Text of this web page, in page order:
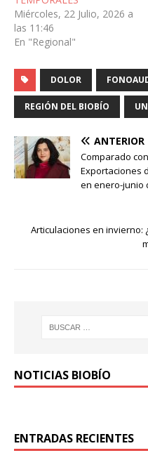
Miércoles, 22 Julio, 2026 a
las 11:46
En "Regional"
DOLOR
REGIÓN DEL BIOBÍO
ANTERIOR
Comparado
Exportaciones
en enero-junio
Articulaciones en invierno:
NOTICIAS BIOBÍO
ENTRADAS RECIENTES